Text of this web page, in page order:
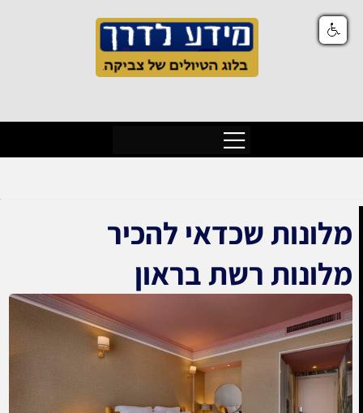
מלונות שכדאי להכיר
מלונות רשת בראון